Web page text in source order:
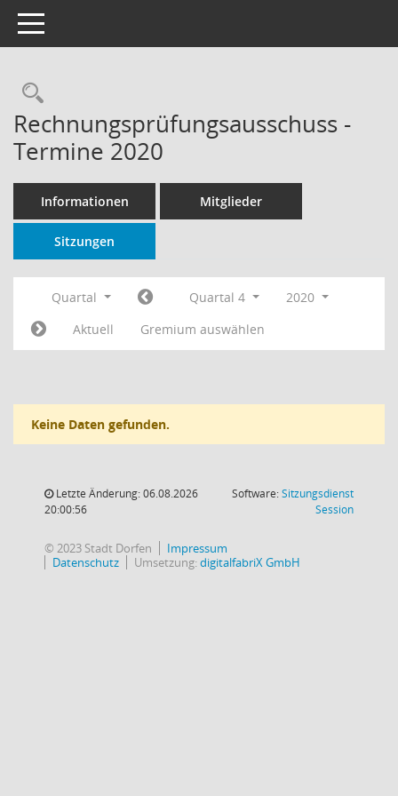
Toggle navigation
Rechercheauswahl
Rechnungsprüfungsausschuss -
Termine 2020
Informationen Mitglieder
Sitzungen
Quartal Quartal 4
2020
Aktuell
Gremium auswählen
Keine Daten gefunden.
Letzte Änderung: 06.08.2026
20:00:56
Software:Sitzungsdienst
Session(Wird in
© 2023 Stadt Dorfen
Impressum
Datenschutz
Umsetzung:digitalfabriX GmbH